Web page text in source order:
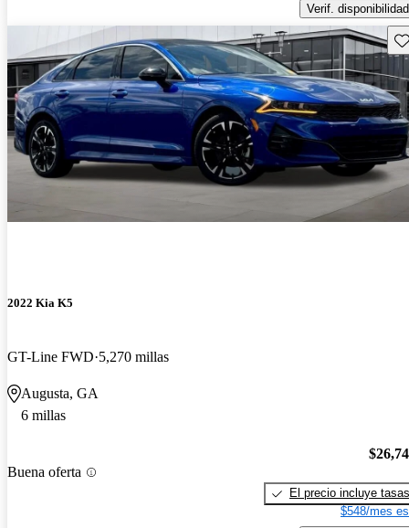
Verif. disponibilidad
2022 Kia K5
GT-Line FWD 5,270 millas
Augusta, GA
6 millas
Buena oferta
El precio incluye tasas
$548/mes